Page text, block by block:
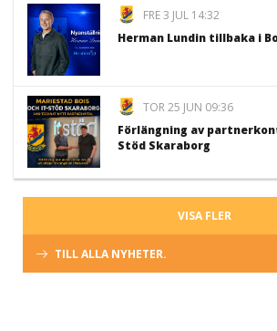
FRE 3 JUL 14:32
Herman Lundin tillbaka i
TOR 25 JUN 09:36
Förlängning av
Stöd Skaraborg
VISA FLER
TILL ALLA NYHETER.